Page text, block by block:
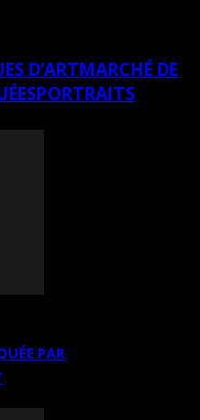
D’ARTMARCHÉ DE
PORTRAITS
PAR